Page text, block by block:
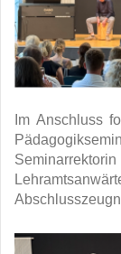
Im Anschluss